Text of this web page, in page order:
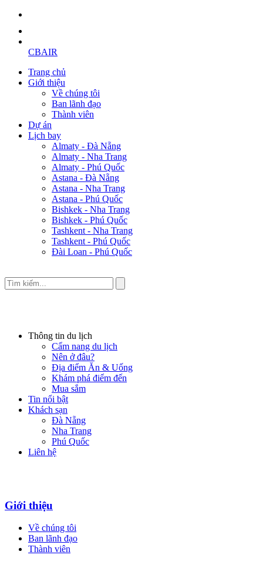
CBAIR
Trang chủ
Giới thiệu
Về chúng tôi
Ban lãnh đạo
Thành viên
Dự án
Lịch bay
Almaty - Đà Nẵng
Almaty - Nha Trang
Almaty - Phú Quốc
Astana - Đà Nẵng
Astana - Nha Trang
Astana - Phú Quốc
Bishkek - Nha Trang
Bishkek - Phú Quốc
Tashkent - Nha Trang
Tashkent - Phú Quốc
Đài Loan - Phú Quốc
Thông tin du lịch
Cẩm nang du lịch
Nên ở đâu?
Địa điểm Ăn & Uống
Khám phá điểm đến
Mua sắm
Tin nổi bật
Khách sạn
Đà Nẵng
Nha Trang
Phú Quốc
Liên hệ
Giới thiệu
Về chúng tôi
Ban lãnh đạo
Thành viên